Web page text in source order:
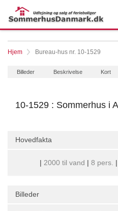
Hjem Bureau-hus nr. 10-1529
Billeder Beskrivelse Kort
10-1529 : Sommerhus i
Hovedfakta
| 2000 til vand | 8 pers. |
Billeder